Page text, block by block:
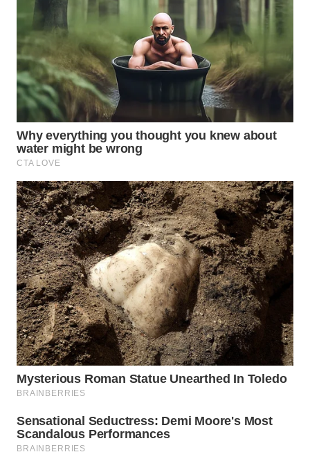
WN
PURWAKARTA
WN
PRIANGAN
TIMUR
WN
SEMARANG
WN
SOLO
WN
BOROBUDUR
WN
MADURA
WN
SURABAYA
NATUNA
WN